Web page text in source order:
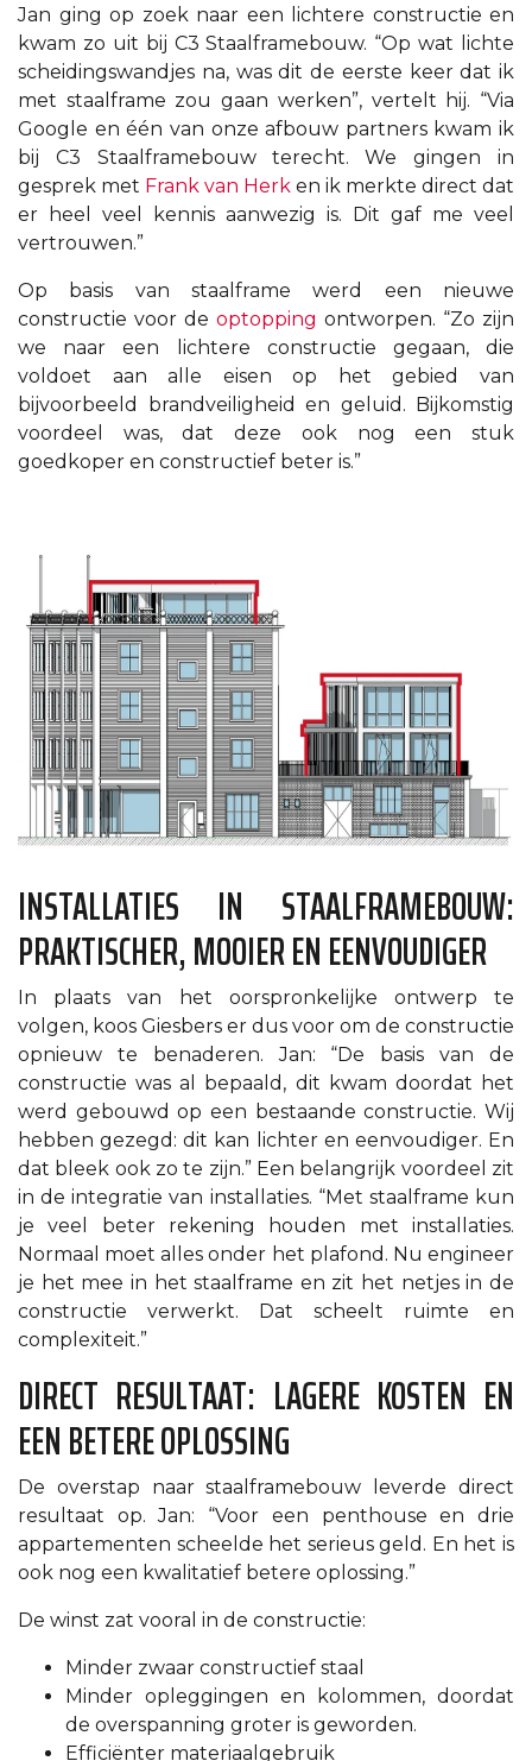
Jan ging op zoek naar een lichtere constructie en
kwam zo uit bij C3 Staalframebouw. “Op wat lichte
scheidingswandjes na, was dit de eerste keer dat ik
met staalframe zou gaan werken”, vertelt hij. “Via
Google en één van onze afbouw partners kwam ik
bij C3 Staalframebouw terecht. We gingen in
gesprek met Frank van Herk en ik merkte direct dat
er heel veel kennis aanwezig is. Dit gaf me veel
vertrouwen.”
Op basis van staalframe werd een nieuwe
constructie voor de optopping ontworpen. “Zo zijn
we naar een lichtere constructie gegaan, die
voldoet aan alle eisen op het gebied van
bijvoorbeeld brandveiligheid en geluid. Bijkomstig
voordeel was, dat deze ook nog een stuk
goedkoper en constructief beter is.”
INSTALLATIES IN STAALFRAMEBOUW:
PRAKTISCHER, MOOIER EN EENVOUDIGER
In plaats van het oorspronkelijke ontwerp te
volgen, koos Giesbers er dus voor om de constructie
opnieuw te benaderen. Jan: “De basis van de
constructie was al bepaald, dit kwam doordat het
werd gebouwd op een bestaande constructie. Wij
hebben gezegd: dit kan lichter en eenvoudiger. En
dat bleek ook zo te zijn.” Een belangrijk voordeel zit
in de integratie van installaties. “Met staalframe kun
je veel beter rekening houden met installaties.
Normaal moet alles onder het plafond. Nu engineer
je het mee in het staalframe en zit het netjes in de
constructie verwerkt. Dat scheelt ruimte en
complexiteit.”
DIRECT RESULTAAT: LAGERE KOSTEN EN
EEN BETERE OPLOSSING
De overstap naar staalframebouw leverde direct
resultaat op. Jan: “Voor een penthouse en drie
appartementen scheelde het serieus geld. En het is
ook nog een kwalitatief betere oplossing.”
De winst zat vooral in de constructie:
Minder zwaar constructief staal
Minder opleggingen en kolommen, doordat
de overspanning groter is geworden.
Efficiënter materiaalgebruik